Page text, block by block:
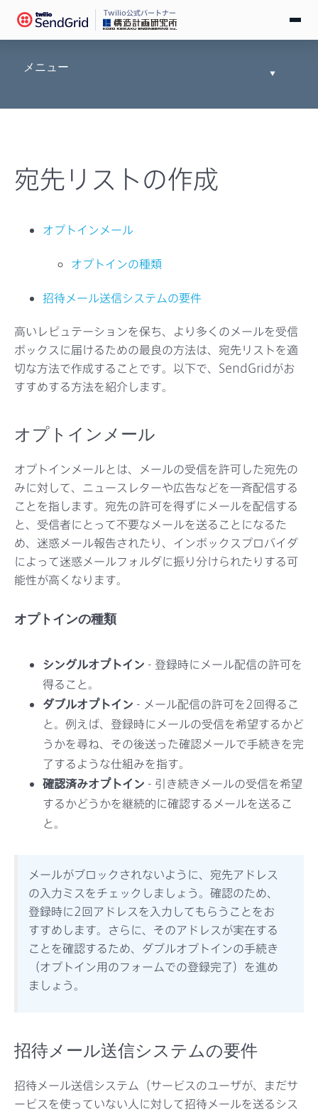
Twilio公式パートナー
料金
ドキュメント
サポート
メニュー
Toggle
宛先リストの作成
オプトインメール
オプトインの種類
招待メール送信システムの要件
高いレピュテーションを保ち、より多くのメールを受信
ボックスに届けるための最良の方法は、宛先リストを適
切な方法で作成することです。以下で、SendGridがお
すすめする方法を紹介します。
オプトインメール
オプトインメールとは、メールの受信を許可した宛先の
みに対して、ニュースレターや広告などを一斉配信する
ことを指します。宛先の許可を得ずにメールを配信する
と、受信者にとって不要なメールを送ることになるた
め、迷惑メール報告されたり、インボックスプロバイダ
によって迷惑メールフォルダに振り分けられたりする可
能性が高くなります。
オプトインの種類
シングルオプトイン - 登録時にメール配信の許可を
得ること。
ダブルオプトイン - メール配信の許可を2回得るこ
と。例えば、登録時にメールの受信を希望するかど
うかを尋ね、その後送った確認メールで手続きを完
了するような仕組みを指す。
確認済みオプトイン - 引き続きメールの受信を希望
するかどうかを継続的に確認するメールを送るこ
と。
メールがブロックされないように、宛先アドレス
の入力ミスをチェックしましょう。確認のため、
登録時に2回アドレスを入力してもらうことをお
すすめします。さらに、そのアドレスが実在する
ことを確認するため、ダブルオプトインの手続き
（オプトイン用のフォームでの登録完了）を進め
ましょう。
招待メール送信システムの要件
招待メール送信システム（サービスのユーザが、まだサ
ービスを使っていない人に対して招待メールを送るシス